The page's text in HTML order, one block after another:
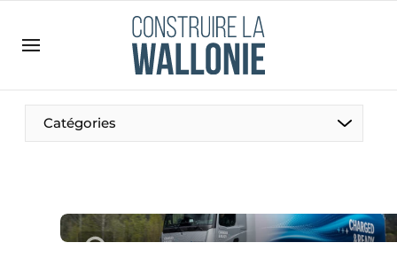
Emploi
Enregistrer une offre d’emploi
Meest gelezen
Catégories